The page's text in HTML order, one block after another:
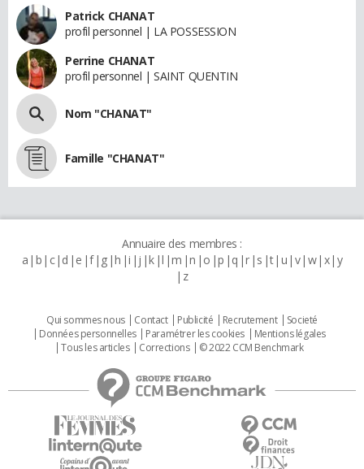
Patrick CHANAT
profil personnel | LA POSSESSION
Perrine CHANAT
profil personnel | SAINT QUENTIN
Nom "CHANAT"
Famille "CHANAT"
Annuaire des membres :
a b c d e f g h i j k l m n o p q r s t u v w x y
z
Qui sommes nous Contact Publicité Recrutement
Societé
Données personnelles
Paramétrer les cookies
Mentions légales
Tous les articles
Corrections © 2022 CCM Benchmark